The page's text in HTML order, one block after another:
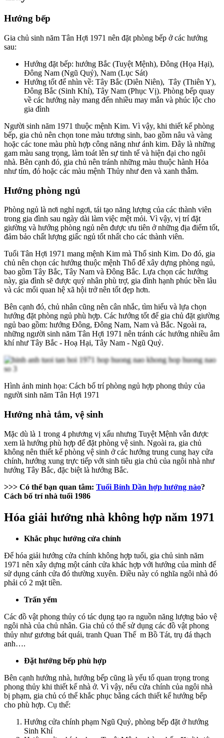
Hướng bếp
Gia chủ sinh năm Tân Hợi 1971 nên đặt phòng bếp ở các hướng
sau:
Hướng đặt bếp: hướng Bắc (Tuyệt Mệnh), Đông (Họa Hại),
Đông Nam (Ngũ Quỷ), Nam (Lục Sát)
Hướng tốt để nhìn về: Tây Bắc (Diên Niên), Tây (Thiên Y),
Đông Bắc (Sinh Khí), Tây Nam (Phục Vị). Phòng bếp quay
về các hướng này mang đến nhiều may mắn và phúc lộc cho
gia đình
Người sinh năm 1971 thuộc mệnh Kim. Vì vậy, khi thiết kế phòng
bếp, gia chủ nên chọn tone màu tương sinh, bao gồm nâu và vàng
hoặc các tone màu phù hợp công năng như ánh kim. Đây là những
gam màu sang trọng, làm toát lên sự tinh tế và hiện đại cho ngôi
nhà. Bên cạnh đó, gia chủ nên tránh những màu thuộc hành Hỏa
như tím, đỏ hoặc các màu mệnh Thủy như đen và xanh thẫm.
Hướng phòng ngủ
Phòng ngủ là nơi nghỉ ngơi, tái tạo năng lượng của các thành viên
trong gia đình sau ngày dài làm việc mệt mỏi. Vì vậy, vị trí đặt
giường và hướng phòng ngủ nên được ưu tiên ở những địa điểm tốt,
đảm bảo chất lượng giấc ngủ tốt nhất cho các thành viên.
Tuổi Tân Hợi 1971 mang mệnh Kim mà Thổ sinh Kim. Do đó, gia
chủ nên chọn các hướng thuộc mệnh Thổ để xây dựng phòng ngủ,
bao gồm Tây Bắc, Tây Nam và Đông Bắc. Lựa chọn các hướng
này, gia đình sẽ được quý nhân phù trợ, gia đình hạnh phúc bền lâu
và các mối quan hệ xã hội trở nên tốt đẹp hơn.
Bên cạnh đó, chủ nhân cũng nên cân nhắc, tìm hiểu và lựa chọn
hướng đặt phòng ngủ phù hợp. Các hướng tốt để gia chủ đặt giường
ngủ bao gồm: hướng Đông, Đông Nam, Nam và Bắc. Ngoài ra,
những người sinh năm Tân Hợi 1971 nên tránh các hướng nhiều âm
khí như Tây Bắc - Hoạ Hại, Tây Nam - Ngũ Quỷ.
Hình ảnh minh họa: Cách bố trí phòng ngủ hợp phong thủy của
người sinh năm Tân Hợi 1971
Hướng nhà tắm, vệ sinh
Mặc dù là 1 trong 4 phương vị xấu nhưng Tuyệt Mệnh vẫn được
xem là hướng phù hợp để đặt phòng vệ sinh. Ngoài ra, gia chủ
không nên thiết kế phòng vệ sinh ở các hướng trung cung hay cửa
chính, hướng xung trực tiếp với sinh tiêu gia chủ của ngôi nhà như
hướng Tây Bắc, đặc biệt là hướng Bắc.
>>> Có thể bạn quan tâm: Tuổi Bính Dần hợp hướng nào?
Cách bố trí nhà tuổi 1986
Hóa giải hướng nhà không hợp năm 1971
Khắc phục hướng cửa chính
Để hóa giải hướng cửa chính không hợp tuổi, gia chủ sinh năm
1971 nên xây dựng một cánh cửa khác hợp với hướng của mình để
sử dụng cánh cửa đó thường xuyên. Điều này có nghĩa ngôi nhà đó
phải có 2 mặt tiền.
Trấn yểm
Các đồ vật phong thủy có tác dụng tạo ra nguồn năng lượng bảo vệ
ngôi nhà của chủ nhân. Gia chủ có thể sử dụng các đồ vật phong
thủy như gương bát quái, tranh Quan Thế m Bồ Tát, trụ đá thạch
anh….
Đặt hướng bếp phù hợp
Bên cạnh hướng nhà, hướng bếp cũng là yếu tố quan trọng trong
phong thủy khi thiết kế nhà ở. Vì vậy, nếu cửa chính của ngôi nhà
bị phạm, gia chủ có thể khắc phục bằng cách thiết kế hướng bếp
cho phù hợp. Cụ thể:
Hướng cửa chính phạm Ngũ Quỷ, phòng bếp đặt ở hướng
Sinh Khí